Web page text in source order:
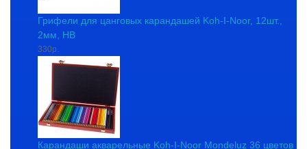
Грифели для цанговых карандашей Koh-I-Noor, 12шт.,
2мм, HB
330р.
Карандаши акварельные Koh-I-Noor Mondeluz 36 цветов